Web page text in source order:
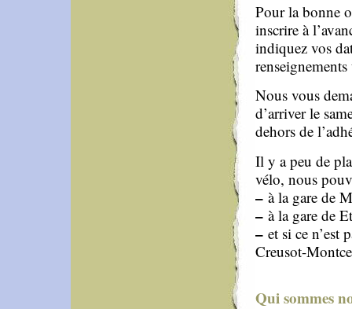
Pour la bonne
inscrire à
indiquez vos
Nous vous
d’arriver le
dehors de
Il y a peu de
vélo, nous
– à la gare de
– à la gare de
– et si ce n’est
Creusot-
Qui sommes